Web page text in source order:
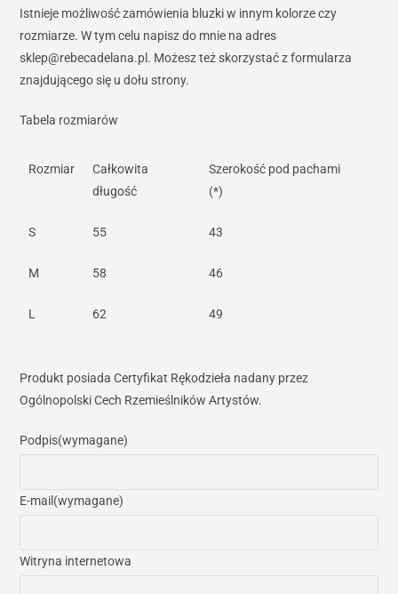
Istnieje możliwość zamówienia bluzki w innym kolorze czy
rozmiarze. W tym celu napisz do mnie na adres
sklep@rebecadelana.pl. Możesz też skorzystać z formularza
znajdującego się u dołu strony.
Tabela rozmiarów
Rozmiar
Całkowita
długość
Szerokość pod pachami
(*)
S 55 43
M 58 46
L 62 49
Produkt posiada Certyfikat Rękodzieła nadany przez
Ogólnopolski Cech Rzemieślników Artystów.
Podpis(wymagane)
E-mail (wymagane)
Witryna internetowa